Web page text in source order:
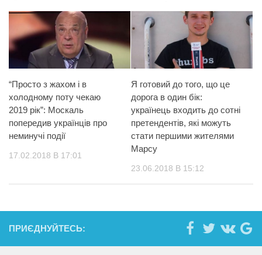
“Просто з жахом і в
холодному поту чекаю
2019 рік”: Москаль
попередив українців про
неминучі події
17.02.2018 В 17:01
Я готовий до того, що це
дорога в один бік:
українець входить до сотні
претендентів, які можуть
стати першими жителями
Марсу
23.06.2018 В 15:12
ПРИЄДНУЙТЕСЬ: